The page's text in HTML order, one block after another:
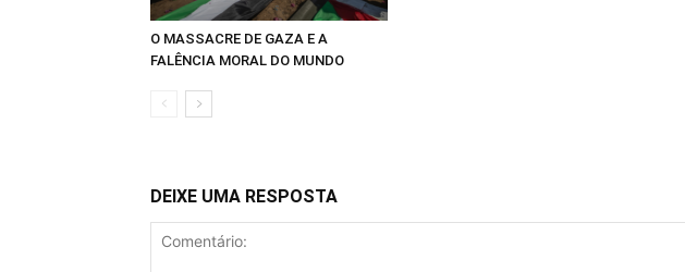
O MASSACRE DE GAZA E A
FALÊNCIA MORAL DO MUNDO
DEIXE UMA RESPOSTA